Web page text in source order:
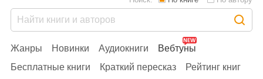
Жанры Новинки Аудиокниги
Вебтуны
Бесплатные книги
Краткий пересказ
Рейтинг книг